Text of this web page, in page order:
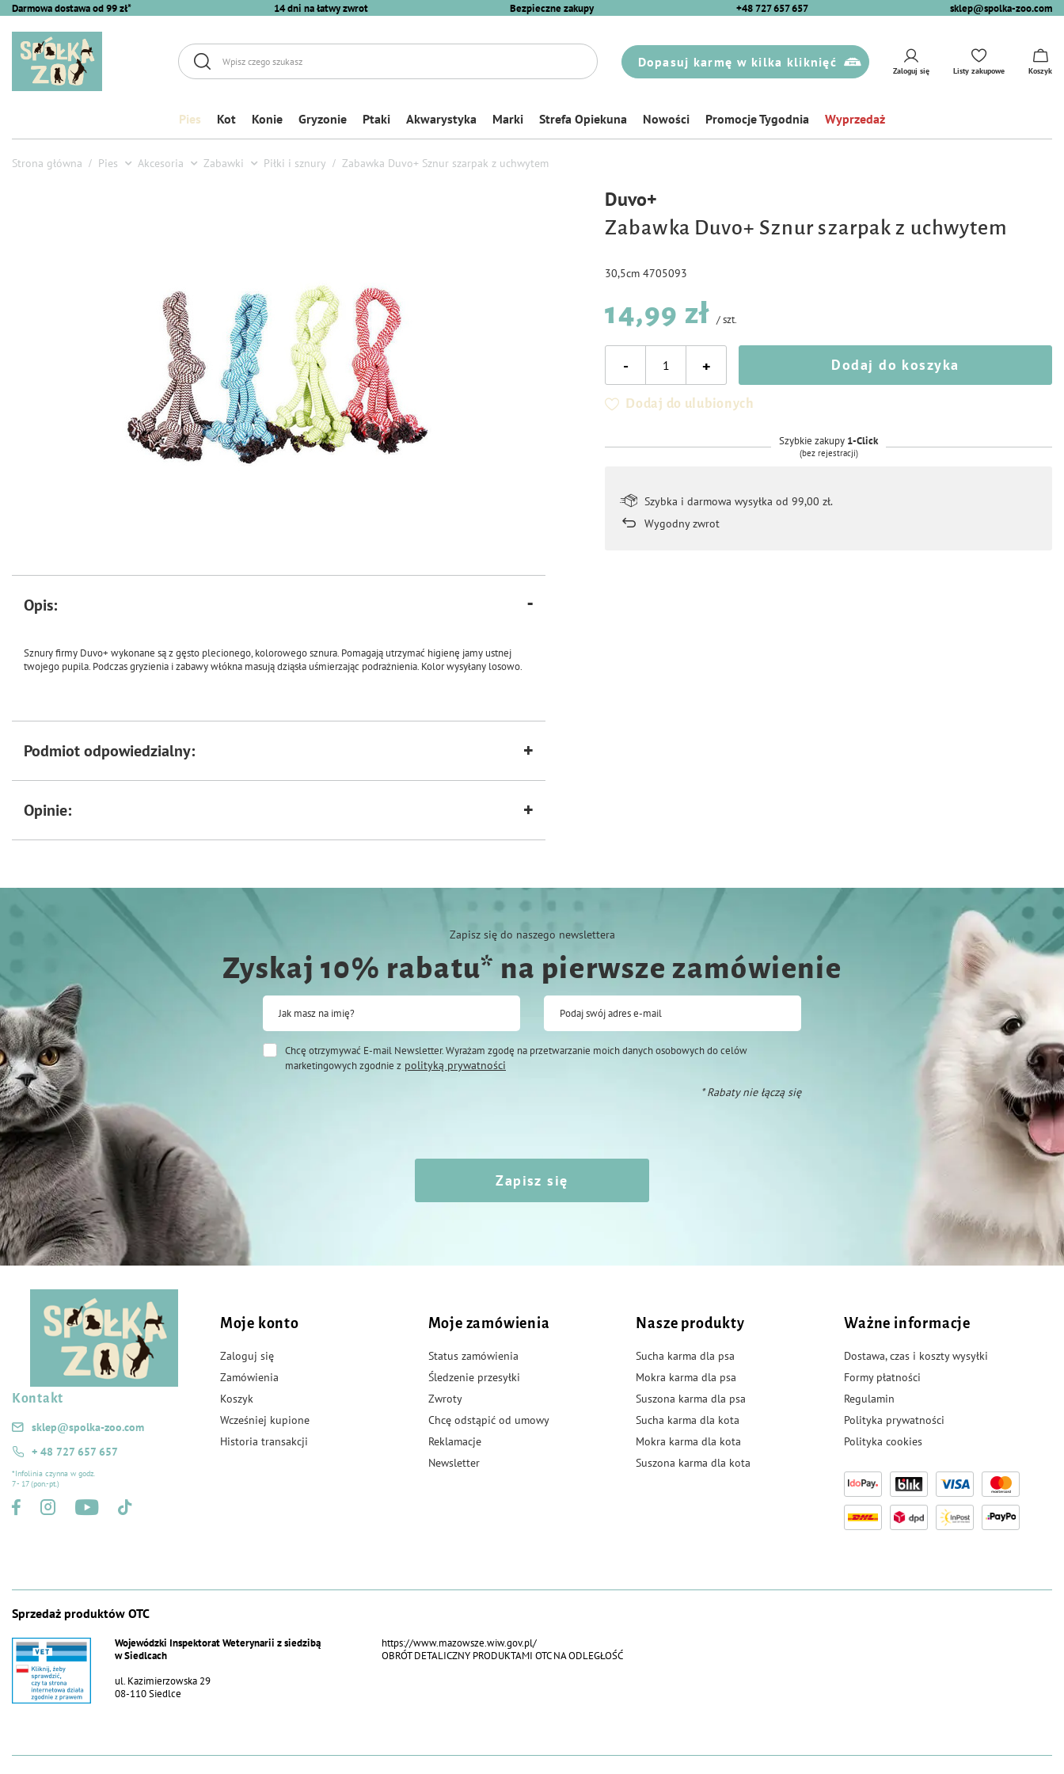
Darmowa dostawa od 99 zł* 14 dni na łatwy zwrot Bezpieczne zakupy +48 727 657 657 sklep@spolka-zoo.com
Dopasuj karmę w kilka kliknięć
Zaloguj się Listy zakupowe Koszyk
Pies Kot Konie Gryzonie Ptaki Akwarystyka Marki Strefa Opiekuna Nowości Promocje Tygodnia Wyprzedaż
Strona główna Pies Akcesoria Zabawki Piłki i sznury Zabawka Duvo+ Sznur szarpak z uchwytem
Duvo+
Zabawka Duvo+ Sznur szarpak z uchwytem
30,5cm 4705093
14,99 zł /szt.
- + Dodaj do koszyka
Dodaj do ulubionych
Szybkie zakupy 1-Click
(bez rejestracji)
Szybka i darmowa wysyłka od 99,00 zł.
Wygodny zwrot
Opis:
Sznury firmy Duvo+ wykonane są z gęsto plecionego, kolorowego sznura. Pomagają utrzymać higienę jamy ustnej
twojego pupila. Podczas gryzienia i zabawy włókna masują dziąsła uśmierzając podrażnienia. Kolor wysyłany losowo.
Podmiot odpowiedzialny:
Opinie:
Zapisz się do naszego newslettera
Zyskaj 10% rabatu* na pierwsze zamówienie
Jak masz na imię? Podaj swój adres e-mail
Chcę otrzymywać E-mail Newsletter. Wyrażam zgodę na przetwarzanie moich danych osobowych do celów
marketingowych zgodnie z polityką prywatności
* Rabaty nie łączą się
Zapisz się
Kontakt
sklep@spolka-zoo.com
+ 48 727 657 657
*Infolinia czynna w godz.
7 - 17 (pon.-pt.)
Moje konto
Zaloguj się
Zamówienia
Koszyk
Wcześniej kupione
Historia transakcji
Moje zamówienia
Status zamówienia
Śledzenie przesyłki
Zwroty
Chcę odstąpić od umowy
Reklamacje
Newsletter
Nasze produkty
Sucha karma dla psa
Mokra karma dla psa
Suszona karma dla psa
Sucha karma dla kota
Mokra karma dla kota
Suszona karma dla kota
Ważne informacje
Dostawa, czas i koszty wysyłki
Formy płatności
Regulamin
Polityka prywatności
Polityka cookies
Sprzedaż produktów OTC
Wojewódzki Inspektorat Weterynarii z siedzibą
w Siedlcach
ul. Kazimierzowska 29
08-110 Siedlce
https://www.mazowsze.wiw.gov.pl/
OBRÓT DETALICZNY PRODUKTAMI OTC NA ODLEGŁOŚĆ